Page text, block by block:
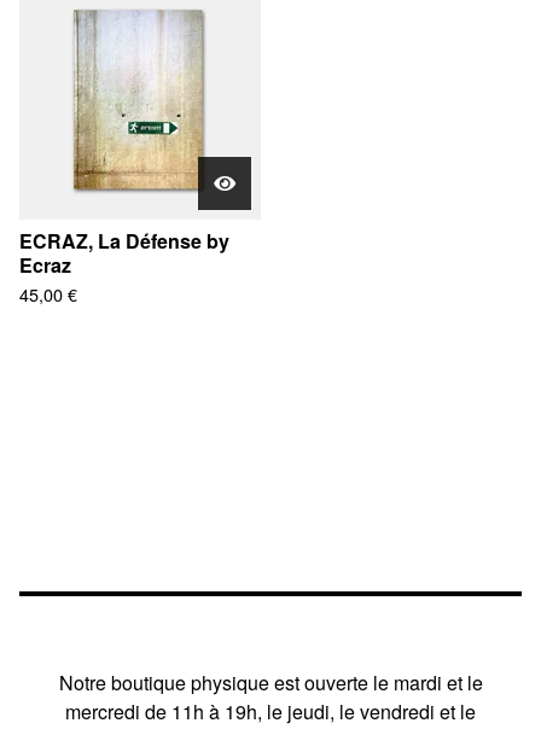
ECRAZ, La Défense by
Ecraz
45,00€
Notre boutique physique est ouverte le mardi et le
mercredi de 11h à 19h, le jeudi, le vendredi et le